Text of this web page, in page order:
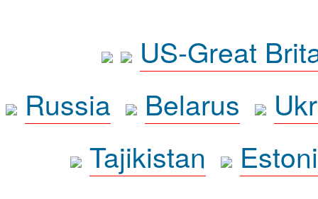
US-Great
Russia
Belarus
Tajikistan